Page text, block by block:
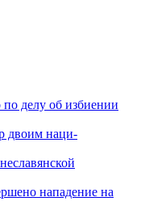
делу об избиении
двоим наци-
нападение на